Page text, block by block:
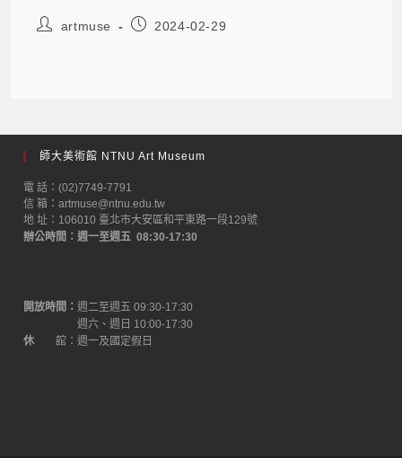
artmuse 2024-02-29
師大美術館 NTNU Art Museum
電 話：(02)7749-7791
信 箱：artmuse@ntnu.edu.tw
地 址：106010 臺北市大安區和平東路一段129號
辦公時間：週一至週五 08:30-17:30
開放時間：週二至週五 09:30-17:30
週六、週日 10:00-17:30
休館：週一及國定假日